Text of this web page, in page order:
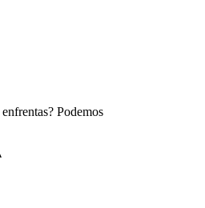
Podemos